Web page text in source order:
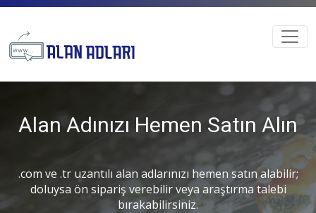
Alan Adınızı Hemen Satın Alın
.com ve .tr uzantılı alan adlarınızı hemen satın alabilir;
doluysa ön sipariş verebilir veya araştırma talebi
bırakabilirsiniz.